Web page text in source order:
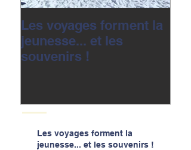
Les voyages forment la
jeunesse... et les
souvenirs !
Les voyages forment la
jeunesse... et les souvenirs !